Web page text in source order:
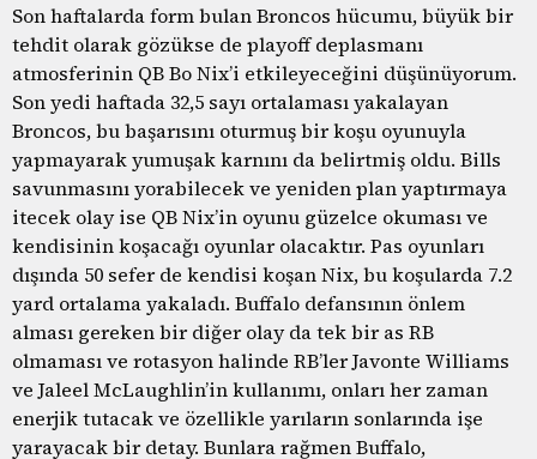
Son haftalarda form bulan Broncos hücumu, büyük bir
tehdit olarak gözükse de playoff deplasmanı
atmosferinin QB Bo Nix’i etkileyeceğini düşünüyorum.
Son yedi haftada 32,5 sayı ortalaması yakalayan
Broncos, bu başarısını oturmuş bir koşu oyunuyla
yapmayarak yumuşak karnını da belirtmiş oldu. Bills
savunmasını yorabilecek ve yeniden plan yaptırmaya
itecek olay ise QB Nix’in oyunu güzelce okuması ve
kendisinin koşacağı oyunlar olacaktır. Pas oyunları
dışında 50 sefer de kendisi koşan Nix, bu koşularda 7.2
yard ortalama yakaladı. Buffalo defansının önlem
alması gereken bir diğer olay da tek bir as RB
olmaması ve rotasyon halinde RB’ler Javonte Williams
ve Jaleel McLaughlin’in kullanımı, onları her zaman
enerjik tutacak ve özellikle yarıların sonlarında işe
yarayacak bir detay. Bunlara rağmen Buffalo,